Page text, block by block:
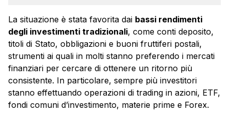
La situazione è stata favorita dai bassi rendimenti
degli investimenti tradizionali, come conti deposito,
titoli di Stato, obbligazioni e buoni fruttiferi postali,
strumenti ai quali in molti stanno preferendo i mercati
finanziari per cercare di ottenere un ritorno più
consistente. In particolare, sempre più investitori
stanno effettuando operazioni di trading in azioni, ETF,
fondi comuni d’investimento, materie prime e Forex.